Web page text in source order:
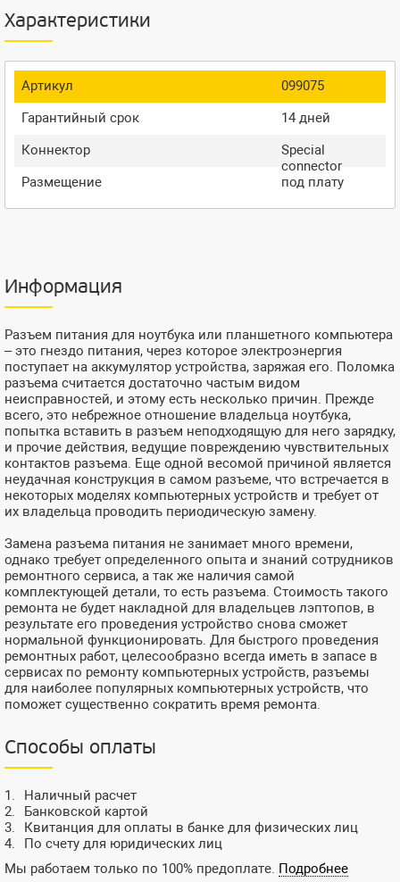
Характеристики
Артикул
099075
Гарантийный срок
14 дней
Коннектор
Special
connector
Размещение
под плату
Информация
Разъем питания для ноутбука или планшетного компьютера
– это гнездо питания, через которое электроэнергия
поступает на аккумулятор устройства, заряжая его. Поломка
разъема считается достаточно частым видом
неисправностей, и этому есть несколько причин. Прежде
всего, это небрежное отношение владельца ноутбука,
попытка вставить в разъем неподходящую для него зарядку,
и прочие действия, ведущие повреждению чувствительных
контактов разъема. Еще одной весомой причиной является
неудачная конструкция в самом разъеме, что встречается в
некоторых моделях компьютерных устройств и требует от
их владельца проводить периодическую замену.
Замена разъема питания не занимает много времени,
однако требует определенного опыта и знаний сотрудников
ремонтного сервиса, а так же наличия самой
комплектующей детали, то есть разъема. Стоимость такого
ремонта не будет накладной для владельцев лэптопов, в
результате его проведения устройство снова сможет
нормальной функционировать. Для быстрого проведения
ремонтных работ, целесообразно всегда иметь в запасе в
сервисах по ремонту компьютерных устройств, разъемы
для наиболее популярных компьютерных устройств, что
поможет существенно сократить время ремонта.
Способы оплаты
Наличный расчет
Банковской картой
Квитанция для оплаты в банке для физических лиц
По счету для юридических лиц
Мы работаем только по 100% предоплате. Подробнее